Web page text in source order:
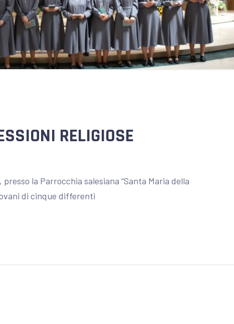
RELIGIOSE
presso la Parrocchia salesiana “Santa Maria della
di cinque differenti